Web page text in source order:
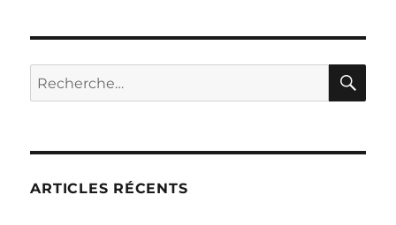
Miséricorde,
par
Recherche
pour :
ARTICLES RÉCENTS